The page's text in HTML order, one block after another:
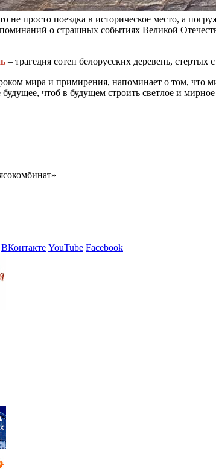
не просто поездка в историческое место, а
о страшных событиях Великой
– трагедия сотен белорусских деревень,
мира и примирения, напоминает о том, что
чтоб в будущем строить светлое и
ВКонтакте YouTube Facebook